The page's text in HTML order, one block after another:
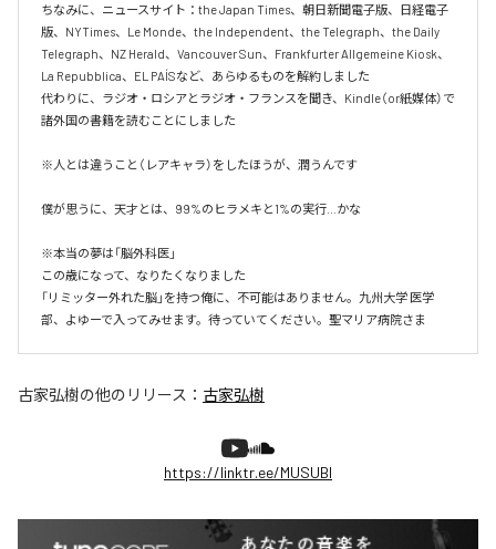
ちなみに、ニュースサイト：the Japan Times、朝日新聞電子版、日経電子
版、NYTimes、Le Monde、the Independent、the Telegraph、the Daily
Telegraph、NZ Herald、Vancouver Sun、Frankfurter Allgemeine Kiosk、
La Repubblica、EL PAÍSなど、あらゆるものを解約しました
代わりに、ラジオ・ロシアとラジオ・フランスを聞き、Kindle（or紙媒体）で
諸外国の書籍を読むことにしました
※人とは違うこと（レアキャラ）をしたほうが、潤うんです
僕が思うに、天才とは、99%のヒラメキと1%の実行…かな
※本当の夢は「脳外科医」
この歳になって、なりたくなりました
「リミッター外れた脳」を持つ俺に、不可能はありません。九州大学 医学
部、よゆーで入ってみせます。待っていてください。聖マリア病院さま
古家弘樹の他のリリース： 古家弘樹
https://linktr.ee/MUSUBI